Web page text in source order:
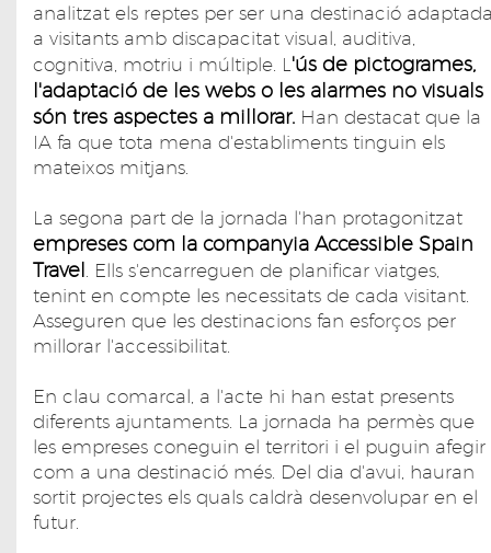
analitzat els reptes per ser una destinació
a visitants amb discapacitat visual, auditiva,
cognitiva, motriu i múltiple. L 'ús de pictogrames,
l'adaptació de les webs o les alarmes no visuals
són tres aspectes a millorar. Han destacat que la
IA fa que tota mena d'establiments tinguin els
mateixos mitjans.
La segona part de la jornada l'han protagonitzat
empreses com la companyia Accessible Spain
Travel . Ells s'encarreguen de planificar viatges,
tenint en compte les necessitats de cada visitant.
Asseguren que les destinacions fan esforços per
millorar l'accessibilitat.
En clau comarcal, a l'acte hi han estat presents
diferents ajuntaments. La jornada ha permès que
les empreses coneguin el territori i el puguin afegir
com a una destinació més. Del dia d'avui, hauran
sortit projectes els quals caldrà desenvolupar en el
futur.